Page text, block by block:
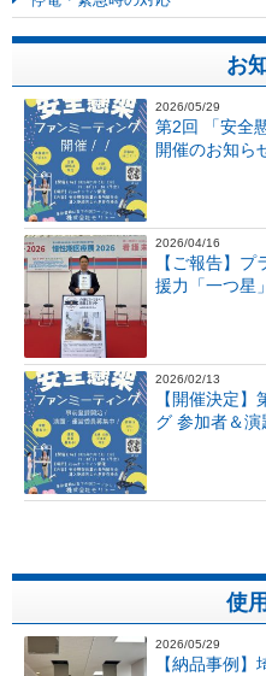
お
2026/05/29
第2回 「安全
開催のお知ら
2026/04/16
【ご報告】
援力「一つ星
2026/02/13
【開催決定
グ 参加者＆演
使
2026/05/29
【納品事例